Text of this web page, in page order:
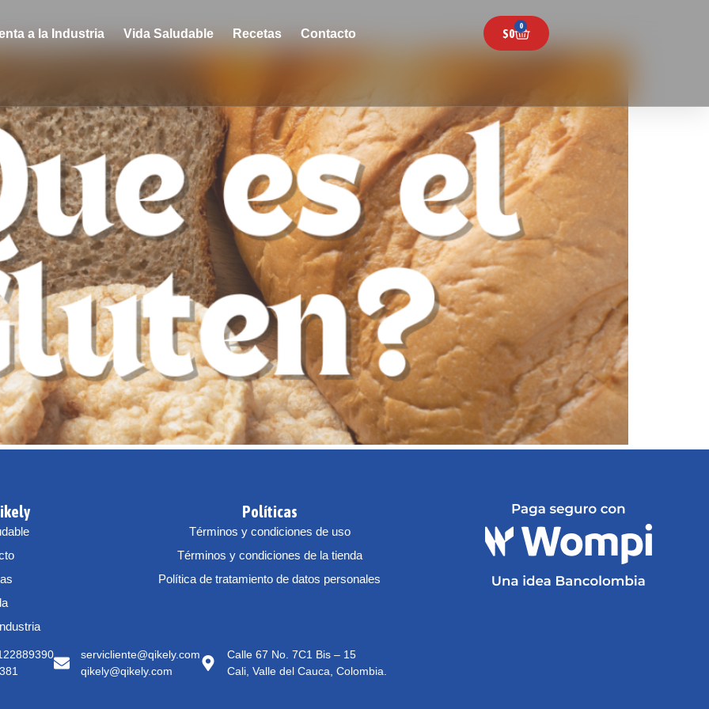
a la Industria Vida Saludable Recetas Contacto $0
0
Políticas
Términos y condiciones de uso
Términos y condiciones de la tienda
Política de tratamiento de datos personales
servicliente@qikely.com
qikely@qikely.com
Calle 67 No. 7C1 Bis – 15
Cali, Valle del Cauca, Colombia.